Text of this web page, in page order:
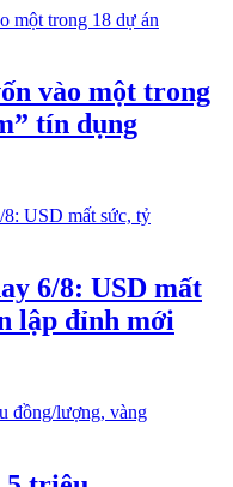
vào một trong
tín dụng
6/8: USD mất
lập đỉnh mới